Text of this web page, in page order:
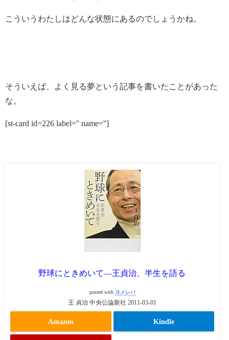
こういうわたしはどんな状態にあるのでしょうかね。
そういえば、よく見る夢という記事を書いたことがあった
な。
[st-card id=226 label='' name='']
野球にときめいて―王貞治、半生を語る
posted with ヨメレバ
王 貞治 中央公論新社 2011-03-01
Amazon Kindle